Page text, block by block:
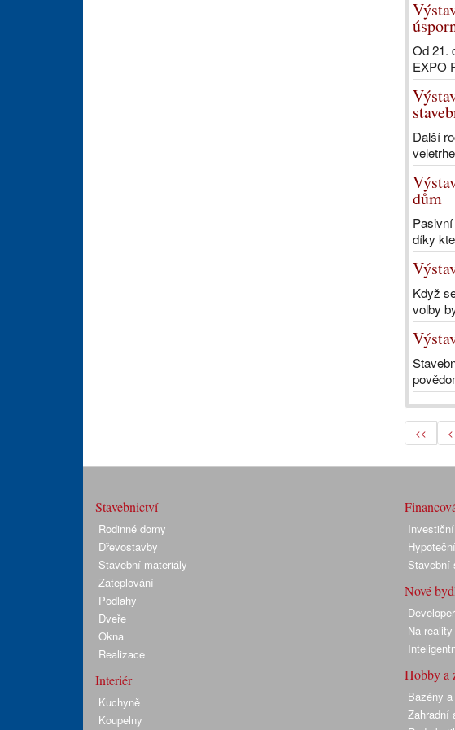
Od 21.
EXPO
Další
dům
díky
Když
volby
<< <
Stavebnictví
Rodinné domy
Dřevostavby
Stavební materiály
Zateplování
Podlahy
Dveře
Okna
Realizace
Interiér
Kuchyně
Koupelny
Stavební
Nové
Na
Hobby a
Bazény
Zahradní